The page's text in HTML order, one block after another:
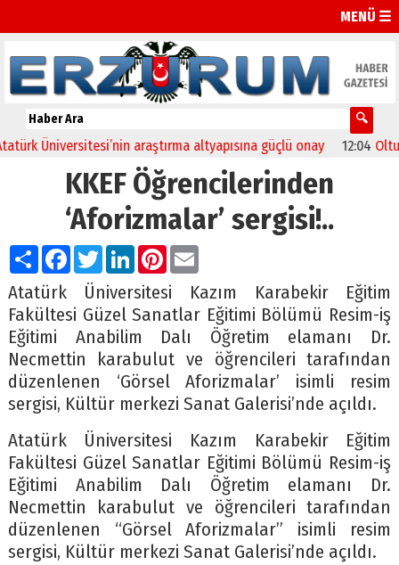
MENÜ ☰
Üniversitesi’nin araştırma altyapısına güçlü onay 12:04 Oltu’da
KKEF Öğrencilerinden
‘Aforizmalar’ sergisi!..
PaylaşFacebook
TwitterLinkedIn
Pinterest
Email
Atatürk Üniversitesi Kazım Karabekir Eğitim
Fakültesi Güzel Sanatlar Eğitimi Bölümü Resim-iş
Eğitimi Anabilim Dalı Öğretim elamanı Dr.
Necmettin karabulut ve öğrencileri tarafından
düzenlenen ‘Görsel Aforizmalar’ isimli resim
sergisi, Kültür merkezi Sanat Galerisi’nde açıldı.
Atatürk Üniversitesi Kazım Karabekir Eğitim
Fakültesi Güzel Sanatlar Eğitimi Bölümü Resim-iş
Eğitimi Anabilim Dalı Öğretim elamanı Dr.
Necmettin karabulut ve öğrencileri tarafından
düzenlenen “Görsel Aforizmalar” isimli resim
sergisi, Kültür merkezi Sanat Galerisi’nde açıldı.